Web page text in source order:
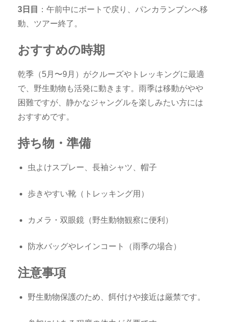
3日目
：午前中にボートで戻り、パンカランブンへ移
動、ツアー終了。
おすすめの時期
乾季（5月〜9月）がクルーズやトレッキングに最適
で、野生動物も活発に動きます。雨季は移動がやや
困難ですが、静かなジャングルを楽しみたい方には
おすすめです。
持ち物・準備
虫よけスプレー、長袖シャツ、帽子
歩きやすい靴（トレッキング用）
カメラ・双眼鏡（野生動物観察に便利）
防水バッグやレインコート（雨季の場合）
注意事項
野生動物保護のため、餌付けや接近は厳禁です。